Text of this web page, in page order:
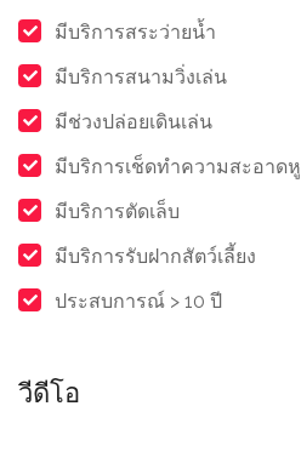
มีบริการสระว่ายน้ำ
มีบริการสนามวิ่งเล่น
มีช่วงปล่อยเดินเล่น
มีบริการเช็ดทำความสะอาดหู
มีบริการตัดเล็บ
มีบริการรับฝากสัตว์เลี้ยง
ประสบการณ์ > 10 ปี
วีดีโอ